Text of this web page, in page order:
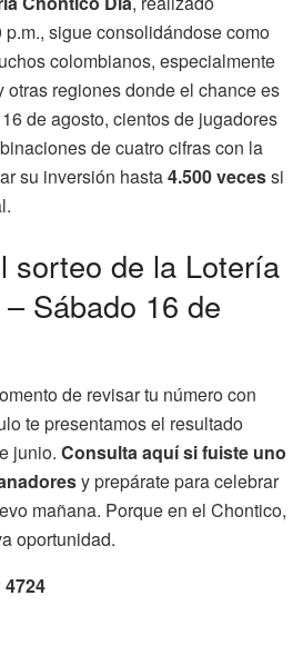
sigue consolidándose como
colombianos, especialmente
otras regiones donde el chance es
de agosto, cientos de jugadores
de cuatro cifras con la
su inversión hasta4.500 vecessi
sorteo de la Lotería
Sábado 16 de
de revisar tu número con
te presentamos el resultado
junio. Consulta aquí si fuiste uno
y prepárate para celebrar
mañana. Porque en el Chontico,
oportunidad.
4724